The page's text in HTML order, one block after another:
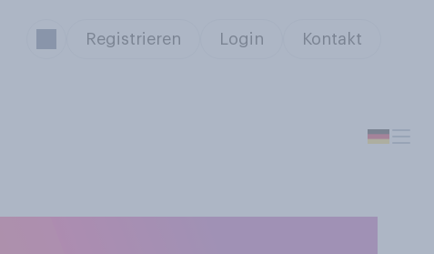
Registrieren Login Kontakt